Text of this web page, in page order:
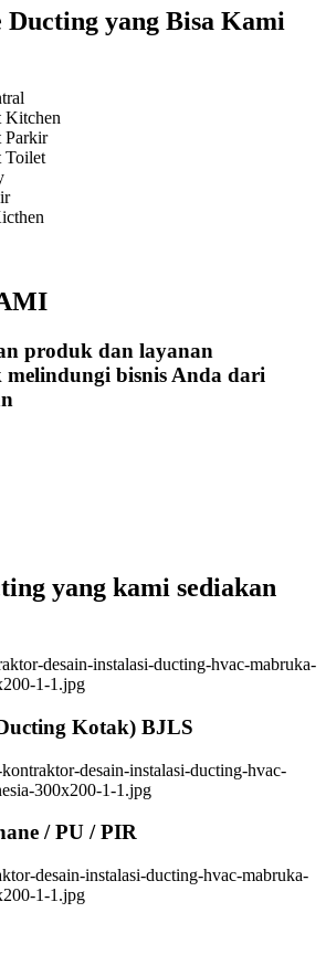
yang Bisa Kami
Kitchen
Parkir
Toilet
produk dan layanan
bisnis Anda dari
yang kami sediakan
Kotak) BJLS
/ PU / PIR